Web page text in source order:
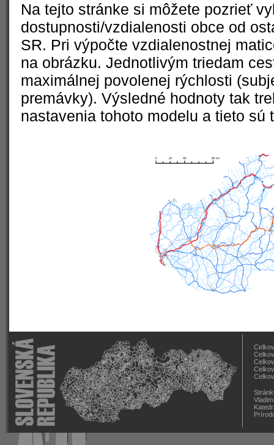
Na tejto stránke si môžete pozrieť
dostupnosti/vzdialenosti obce od
SR. Pri výpočte vzdialenostnej
na obrázku. Jednotlivým triedam
maximálnej povolenej rýchlosti
premávky). Výsledné hodnoty tak
nastavenia tohoto modelu a tieto